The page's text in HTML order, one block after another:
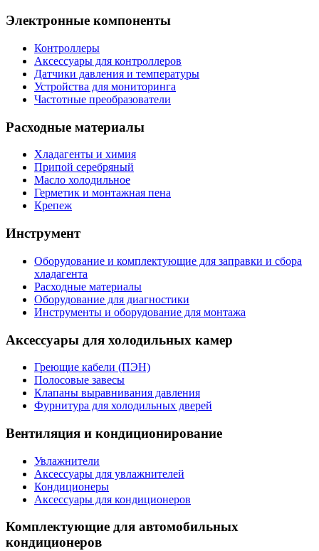
Электронные компоненты
Контроллеры
Аксессуары для контроллеров
Датчики давления и температуры
Устройства для мониторинга
Частотные преобразователи
Расходные материалы
Хладагенты и химия
Припой серебряный
Масло холодильное
Герметик и монтажная пена
Крепеж
Инструмент
Оборудование и комплектующие для заправки и сбора
хладагента
Расходные материалы
Оборудование для диагностики
Инструменты и оборудование для монтажа
Аксессуары для холодильных камер
Греющие кабели (ПЭН)
Полосовые завесы
Клапаны выравнивания давления
Фурнитура для холодильных дверей
Вентиляция и кондиционирование
Увлажнители
Аксессуары для увлажнителей
Кондиционеры
Аксессуары для кондиционеров
Комплектующие для автомобильных
кондиционеров